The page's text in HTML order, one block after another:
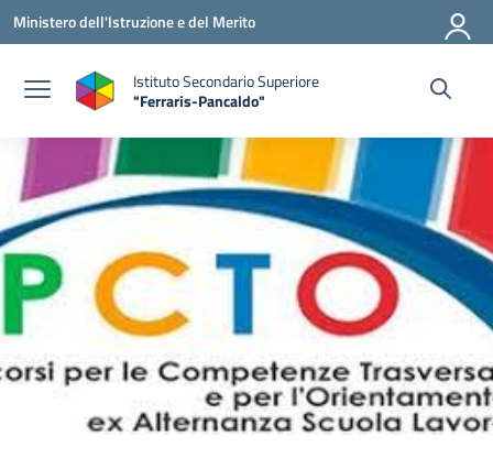
Vai ai contenuti
Vai al menu di navigazione
Vai al footer
Ministero dell'Istruzione e del Merito
Istituto Secondario Superiore
"Ferraris-Pancaldo"